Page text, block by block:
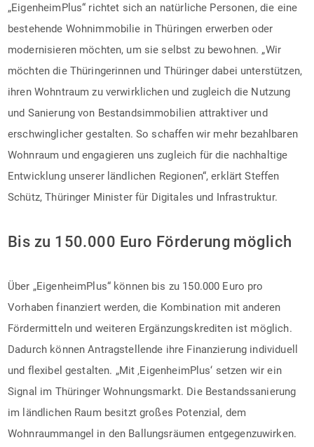
„EigenheimPlus“ richtet sich an natürliche Personen, die eine
bestehende Wohnimmobilie in Thüringen erwerben oder
modernisieren möchten, um sie selbst zu bewohnen. „Wir
möchten die Thüringerinnen und Thüringer dabei unterstützen,
ihren Wohntraum zu verwirklichen und zugleich die Nutzung
und Sanierung von Bestandsimmobilien attraktiver und
erschwinglicher gestalten. So schaffen wir mehr bezahlbaren
Wohnraum und engagieren uns zugleich für die nachhaltige
Entwicklung unserer ländlichen Regionen“, erklärt Steffen
Schütz, Thüringer Minister für Digitales und Infrastruktur.
Bis zu 150.000 Euro Förderung möglich
Über „EigenheimPlus“ können bis zu 150.000 Euro pro
Vorhaben finanziert werden, die Kombination mit anderen
Fördermitteln und weiteren Ergänzungskrediten ist möglich.
Dadurch können Antragstellende ihre Finanzierung individuell
und flexibel gestalten. „Mit ‚EigenheimPlus‘ setzen wir ein
Signal im Thüringer Wohnungsmarkt. Die Bestandssanierung
im ländlichen Raum besitzt großes Potenzial, dem
Wohnraummangel in den Ballungsräumen entgegenzuwirken.